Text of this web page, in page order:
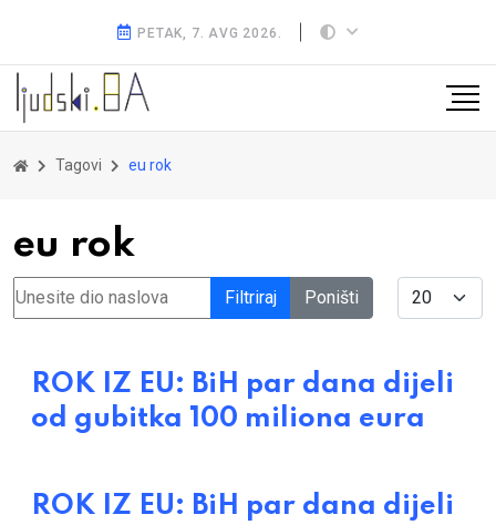
PETAK, 7. AVG 2026.
Tagovi eu rok
eu rok
Unesite dio naslova Filtriraj Poništi Display #
ROK IZ EU: BiH par dana dijeli
od gubitka 100 miliona eura
ROK IZ EU: BiH par dana dijeli